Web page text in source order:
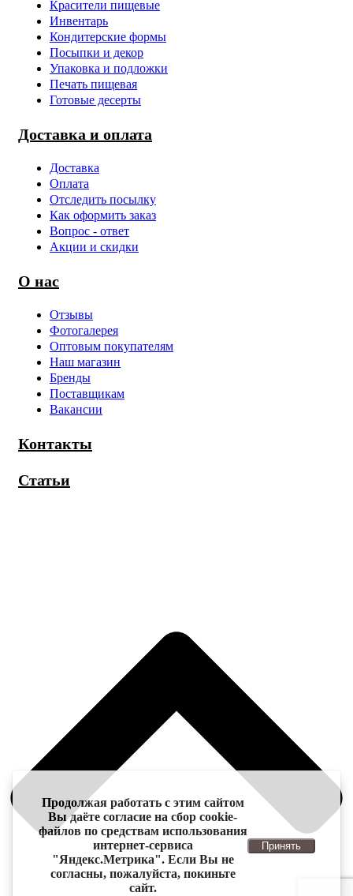
Красители пищевые
Инвентарь
Кондитерские формы
Посыпки и декор
Упаковка и подложки
Печать пищевая
Готовые десерты
Доставка и оплата
Доставка
Оплата
Отследить посылку
Как оформить заказ
Вопрос - ответ
Акции и скидки
О нас
Отзывы
Фотогалерея
Оптовым покупателям
Наш магазин
Бренды
Поставщикам
Вакансии
Контакты
Статьи
Продолжая работать с этим сайтом
Вы даёте согласие на сбор cookie-
файлов по средствам использования
интернет-сервиса
"Яндекс.Метрика". Если Вы не
согласны, пожалуйста, покиньте
сайт.
Принять